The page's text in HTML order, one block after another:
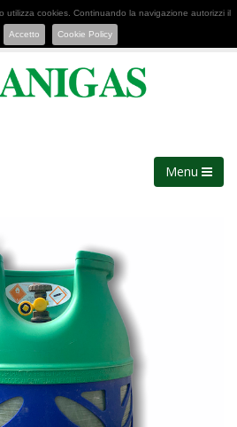
utilizza cookies. Continuando la navigazione autorizzi il
Accetto Cookie Policy
Menu